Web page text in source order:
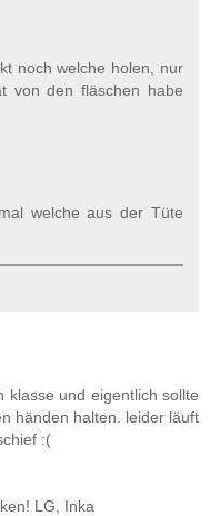
noch welche holen, nur
von den fläschen habe
welche aus der Tüte
klasse und eigentlich sollte
händen halten. leider läuft
:(
LG, Inka